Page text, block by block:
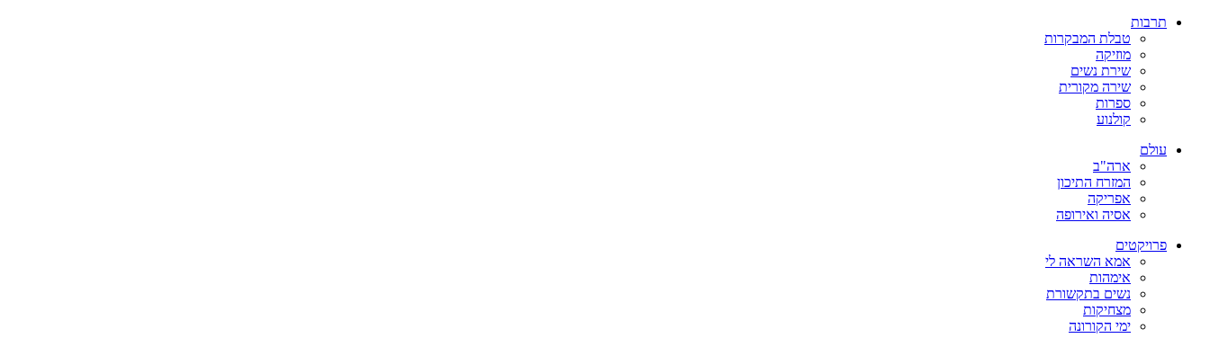
תרבות
טבלת המבקרות
מוזיקה
שירת נשים
שירה מקורית
ספרות
קולנוע
עולם
ארה"ב
המזרח התיכון
אפריקה
אסיה ואירופה
פרויקטים
אמא השראה לי
אימהות
נשים בתקשורת
מצחיקות
ימי הקורונה